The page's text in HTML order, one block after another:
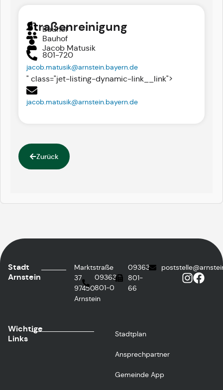
Straßenreinigung
Bauhof
Bauhof
Jacob Matusik
801-720
jacob.matusik@arnstein.bayern.de
" class="jet-listing-dynamic-link__link">
jacob.matusik@arnstein.bayern.de
Zurück
Stadt
Arnstein
Marktstraße
37
97450
Arnstein
09363
801-0
09363
801-
66
Wichtige
Links
Stadtplan
Ansprechpartner
Gemeinde App